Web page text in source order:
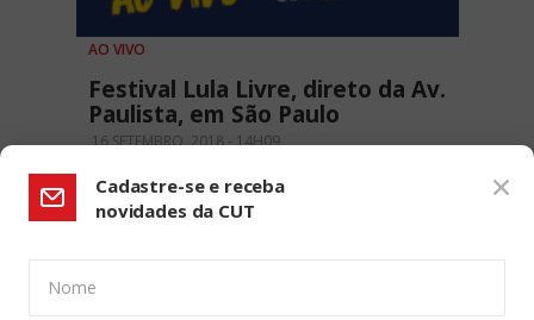
AO VIVO
Festival Lula Livre, direto da Av.
Paulista, em São Paulo
16 SETEMBRO, 2018 - 14H09
Cadastre-se e receba
novidades da CUT
Nome